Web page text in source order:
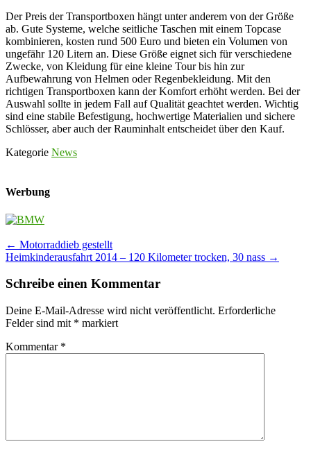
Der Preis der Transportboxen hängt unter anderem von der Größe
ab. Gute Systeme, welche seitliche Taschen mit einem Topcase
kombinieren, kosten rund 500 Euro und bieten ein Volumen von
ungefähr 120 Litern an. Diese Größe eignet sich für verschiedene
Zwecke, von Kleidung für eine kleine Tour bis hin zur
Aufbewahrung von Helmen oder Regenbekleidung. Mit den
richtigen Transportboxen kann der Komfort erhöht werden. Bei der
Auswahl sollte in jedem Fall auf Qualität geachtet werden. Wichtig
sind eine stabile Befestigung, hochwertige Materialien und sichere
Schlösser, aber auch der Rauminhalt entscheidet über den Kauf.
Kategorie News
Werbung
Post
navigation
← Motorraddieb gestellt
Heimkinderausfahrt 2014 – 120 Kilometer trocken, 30 nass →
Schreibe einen Kommentar
Deine E-Mail-Adresse wird nicht veröffentlicht. Erforderliche
Felder sind mit * markiert
Kommentar *